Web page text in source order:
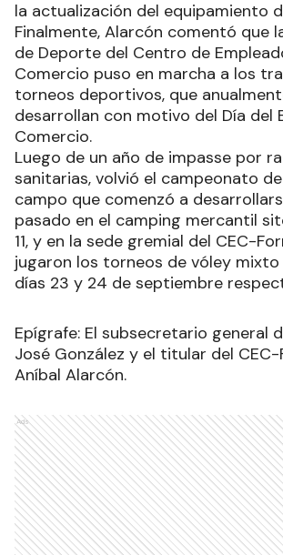
la actualización del equipamiento
Finalmente, Alarcón comentó que
de Deporte del Centro de
Comercio puso en marcha a los
torneos deportivos, que
desarrollan con motivo del Día del
Comercio.
Luego de un año de impasse por
sanitarias, volvió el campeonato
campo que comenzó a
pasado en el camping mercantil
11, y en la sede gremial del CEC-
jugaron los torneos de vóley
días 23 y 24 de septiembre
Epígrafe: El subsecretario general
José González y el titular del CEC-
Aníbal Alarcón.
Ads